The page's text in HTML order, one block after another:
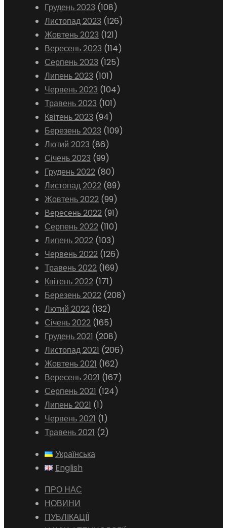
Грудень 2023 (108)
Листопад 2023 (126)
Жовтень 2023 (121)
Вересень 2023 (114)
Серпень 2023 (125)
Липень 2023 (101)
Червень 2023 (104)
Травень 2023 (101)
Квітень 2023 (94)
Березень 2023 (109)
Лютий 2023 (86)
Січень 2023 (99)
Грудень 2022 (80)
Листопад 2022 (89)
Жовтень 2022 (99)
Вересень 2022 (91)
Серпень 2022 (110)
Липень 2022 (103)
Червень 2022 (126)
Травень 2022 (169)
Квітень 2022 (171)
Березень 2022 (208)
Лютий 2022 (132)
Січень 2022 (165)
Грудень 2021 (208)
Листопад 2021 (206)
Жовтень 2021 (162)
Вересень 2021 (167)
Серпень 2021 (124)
Липень 2021 (1)
Червень 2021 (1)
Травень 2021 (2)
Українська
English
ПРО НАС
НОВИНИ
ПУБЛІКАЦІЇ